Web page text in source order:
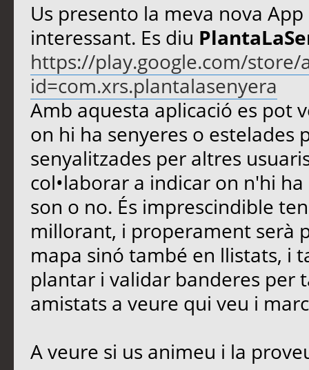
Us presento la meva nova
interessant. Es diu
https://play.google.com/store/
id=com.xrs.plantalasenyera
Amb aquesta aplicació es pot
on hi ha senyeres o estelades
senyalitzades per altres
col•laborar a indicar on n'hi
son o no. És imprescindible
millorant, i properament serà
mapa sinó també en llistats, i
plantar i validar banderes per
amistats a veure qui veu i
A veure si us animeu i la